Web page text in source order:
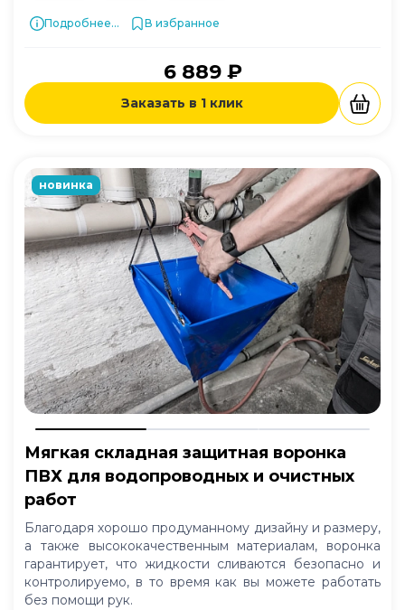
Подробнее... В избранное
6 889 ₽
Заказать в 1 клик
новинка
Мягкая складная защитная воронка
ПВХ для водопроводных и очистных
работ
Благодаря хорошо продуманному дизайну и размеру,
а также высококачественным материалам, воронка
гарантирует, что жидкости сливаются безопасно и
контролируемо, в то время как вы можете работать
без помощи рук.